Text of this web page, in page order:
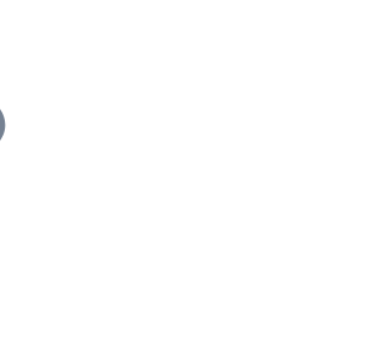
de votre projet à notre service